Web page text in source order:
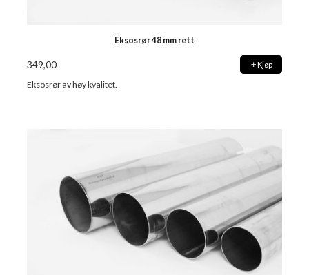
Eksosrør 48 mm rett
349,00 Kjøp
Eksosrør av høy kvalitet.